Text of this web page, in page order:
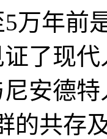
年前是
了现
安德
的共存